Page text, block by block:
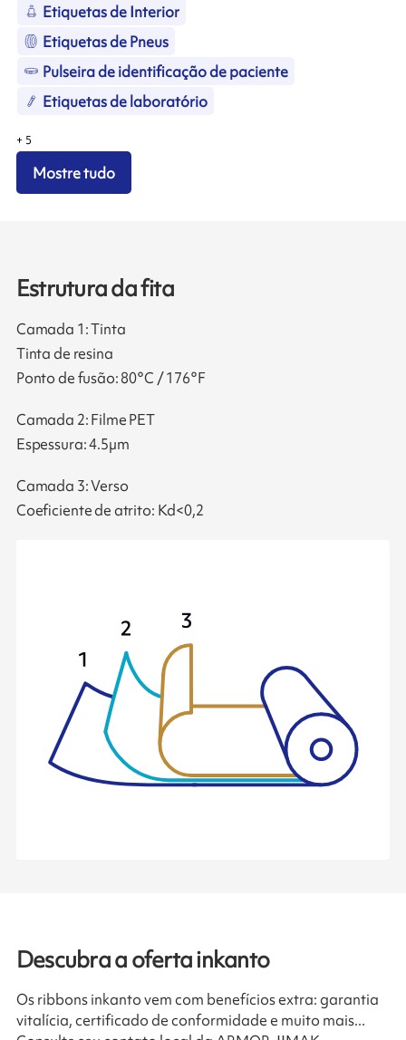
Etiquetas de Interior
Etiquetas de Pneus
Pulseira de identificação de paciente
Etiquetas de laboratório
+ 5
Mostre tudo
Estrutura da fita
Camada 1: Tinta
Tinta de resina
Ponto de fusão: 80°C / 176°F
Camada 2: Filme PET
Espessura: 4.5µm
Camada 3: Verso
Coeficiente de atrito: Kd<0,2
Descubra a oferta inkanto
Os ribbons inkanto vem com benefícios extra: garantia
vitalícia, certificado de conformidade e muito mais...